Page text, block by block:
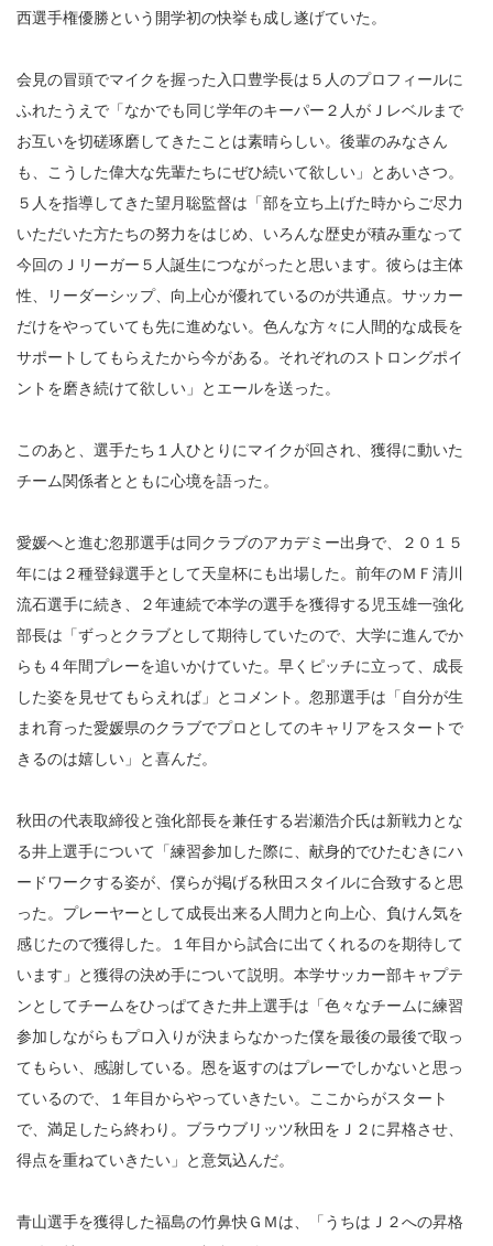
西選手権優勝という開学初の快挙も成し遂げていた。
会見の冒頭でマイクを握った入口豊学長は５人のプロフィールに
ふれたうえで「なかでも同じ学年のキーパー２人がＪレベルまで
お互いを切磋琢磨してきたことは素晴らしい。後輩のみなさん
も、こうした偉大な先輩たちにぜひ続いて欲しい」とあいさつ。
５人を指導してきた望月聡監督は「部を立ち上げた時からご尽力
いただいた方たちの努力をはじめ、いろんな歴史が積み重なって
今回のＪリーガー５人誕生につながったと思います。彼らは主体
性、リーダーシップ、向上心が優れているのが共通点。サッカー
だけをやっていても先に進めない。色んな方々に人間的な成長を
サポートしてもらえたから今がある。それぞれのストロングポイ
ントを磨き続けて欲しい」とエールを送った。
このあと、選手たち１人ひとりにマイクが回され、獲得に動いた
チーム関係者とともに心境を語った。
愛媛へと進む忽那選手は同クラブのアカデミー出身で、２０１５
年には２種登録選手として天皇杯にも出場した。前年のＭＦ清川
流石選手に続き、２年連続で本学の選手を獲得する児玉雄一強化
部長は「ずっとクラブとして期待していたので、大学に進んでか
らも４年間プレーを追いかけていた。早くピッチに立って、成長
した姿を見せてもらえれば」とコメント。忽那選手は「自分が生
まれ育った愛媛県のクラブでプロとしてのキャリアをスタートで
きるのは嬉しい」と喜んだ。
秋田の代表取締役と強化部長を兼任する岩瀬浩介氏は新戦力とな
る井上選手について「練習参加した際に、献身的でひたむきにハ
ードワークする姿が、僕らが掲げる秋田スタイルに合致すると思
った。プレーヤーとして成長出来る人間力と向上心、負けん気を
感じたので獲得した。１年目から試合に出てくれるのを期待して
います」と獲得の決め手について説明。本学サッカー部キャプテ
ンとしてチームをひっぱてきた井上選手は「色々なチームに練習
参加しながらもプロ入りが決まらなかった僕を最後の最後で取っ
てもらい、感謝している。恩を返すのはプレーでしかないと思っ
ているので、１年目からやっていきたい。ここからがスタート
で、満足したら終わり。ブラウブリッツ秋田をＪ２に昇格させ、
得点を重ねていきたい」と意気込んだ。
青山選手を獲得した福島の竹鼻快ＧＭは、「うちはＪ２への昇格